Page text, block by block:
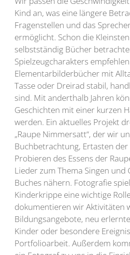
Kind an, was eine längere
Fragenstellen und das
ermöglicht. Schon die
selbstständig Bücher
Spielzeugcharakters
Elementarbilderbücher mit
Tasse oder Dreirad stabil,
sind. Mit anderthalb Jahren
Geschichten mit einer kurzen
werden. Ein aktuelles Projekt
„Raupe Nimmersatt“, der wir
Buchbetrachtung, Ertasten
Probieren des Essens der
Lieder zum Thema Singen und
Buches nähern. Fotografie
Kinderkrippe eine wichtige
dokumentieren wir Aktivitäten
Bildungsangebote, neu
Kinder oder besondere
Portfolioarbeit. Außerdem